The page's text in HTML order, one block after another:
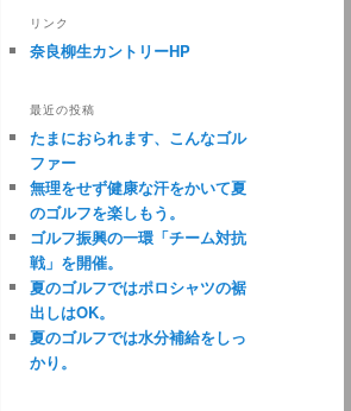
リンク
奈良柳生カントリーHP
最近の投稿
たまにおられます、こんなゴル
ファー
無理をせず健康な汗をかいて夏
のゴルフを楽しもう。
ゴルフ振興の一環「チーム対抗
戦」を開催。
夏のゴルフではポロシャツの裾
出しはOK。
夏のゴルフでは水分補給をしっ
かり。